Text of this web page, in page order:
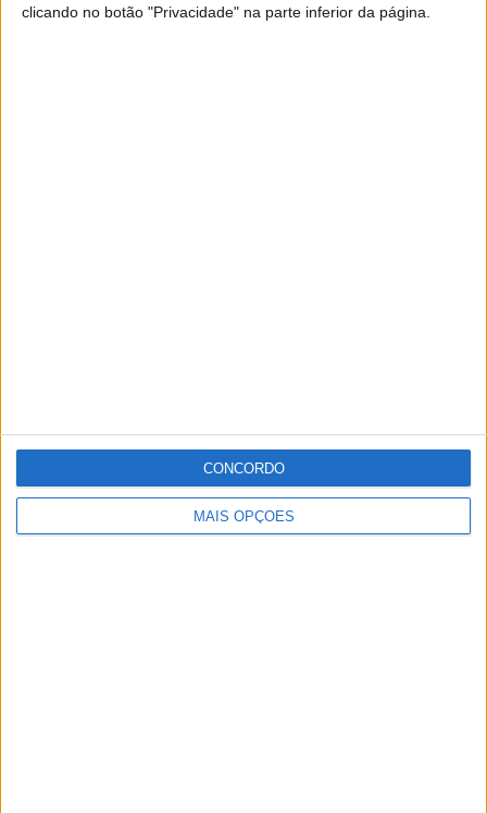
clicando no botão "Privacidade" na parte inferior da página.
MAIS OPÇÕES
CONCORDO